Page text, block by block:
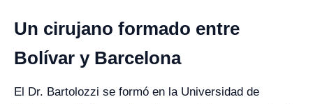
Un cirujano formado entre
Bolívar y Barcelona
El Dr. Bartolozzi se formó en la Universidad de